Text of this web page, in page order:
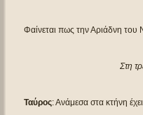
Φαίνεται πως την Αριάδνη του
Στη
Ταύρος: Ανάμεσα στα κτήνη